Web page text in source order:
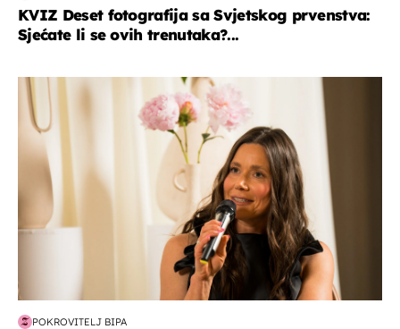
KVIZ Deset fotografija sa Svjetskog prvenstva:
Sjećate li se ovih trenutaka?...
moda & ljepota
POKROVITELJ BIPA